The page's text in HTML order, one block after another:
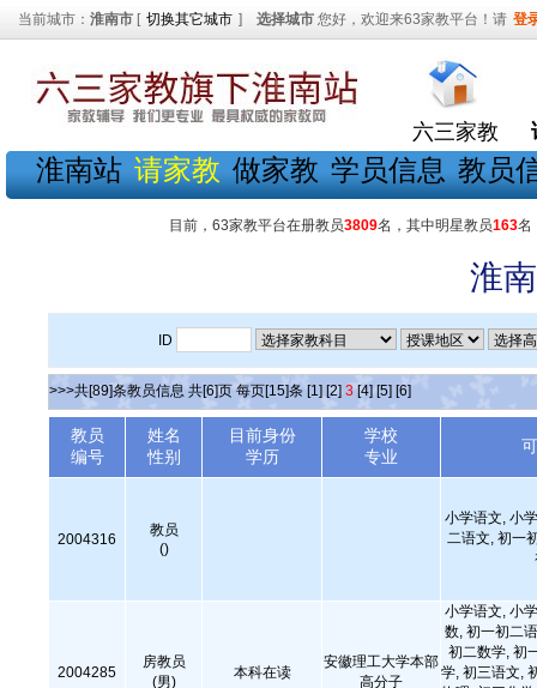
当前城市： 淮南市 [ 切换其它城市 ] 选择城市 您好，欢迎来63家教平台！请 登
六三家教
淮南站 请家教 做家教 学员信息 教员
目前，63家教平台在册教员3809名，其中明星教员163名
淮
ID
>>>共[89]条教员信息 共[6]页 每页[15]条 [1] [2] 3 [4] [5] [6]
教员
编号
姓名
性别
目前身份
学历
学校
专业
2004316
教员
()
小学语文, 小
二语文, 初一
2004285
房教员
(男)
本科在读
安徽理工大学本部
高分子
小学语文, 小
数, 初一初二
初二数学, 初
学, 初三语文,